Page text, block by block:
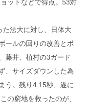
ットなどで得点。53対
た法大に対し、日体大
ールの回りの改善とボ
藤井、植村の3ガード
、サイズダウンした為
う。残り4:15秒、遂に
の窮地を救ったのが、